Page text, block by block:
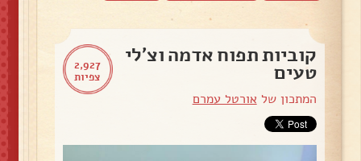
2,927
צפיות
קוביות תפוח אדמה וצ'לי
טעים
המתכון של אורטל עמרם